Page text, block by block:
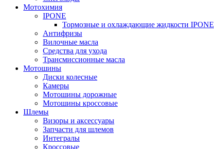
Мотохимия
IPONE
Тормозные и охлаждающие жидкости IPONE
Антифризы
Вилочные масла
Средства для ухода
Трансмиссионные масла
Мотошины
Диски колесные
Камеры
Мотошины дорожные
Мотошины кроссовые
Шлемы
Визоры и аксессуары
Запчасти для шлемов
Интегралы
Кроссовые